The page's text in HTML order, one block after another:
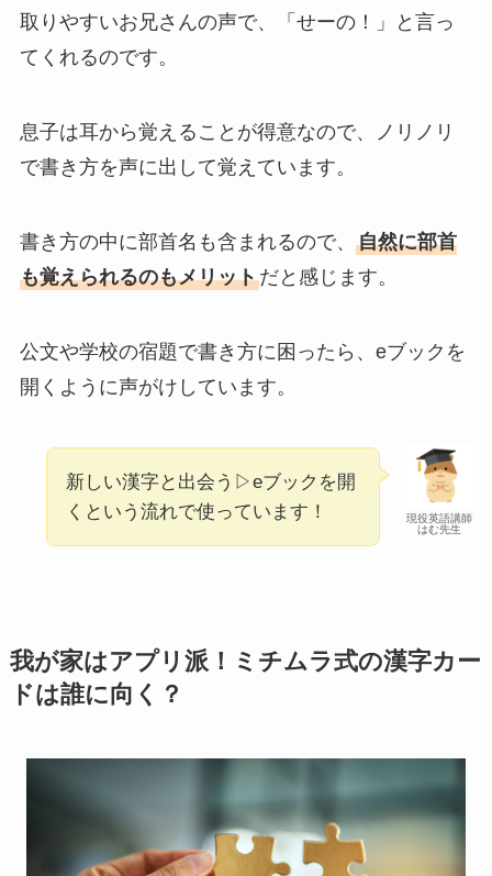
取りやすいお兄さんの声で、「せーの！」と言っ
てくれるのです。
息子は耳から覚えることが得意なので、ノリノリ
で書き方を声に出して覚えています。
書き方の中に部首名も含まれるので、 自然に部首
も覚えられるのもメリットだと感じます。
公文や学校の宿題で書き方に困ったら、eブックを
開くように声がけしています。
現役英語講師
はむ先生
新しい漢字と出会う▷eブックを開
くという流れで使っています！
我が家はアプリ派！ミチムラ式の漢字カー
ドは誰に向く？